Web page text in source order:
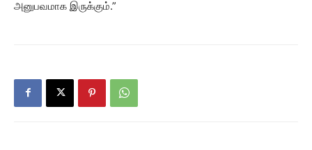
அனுபவமாக இருக்கும்.”